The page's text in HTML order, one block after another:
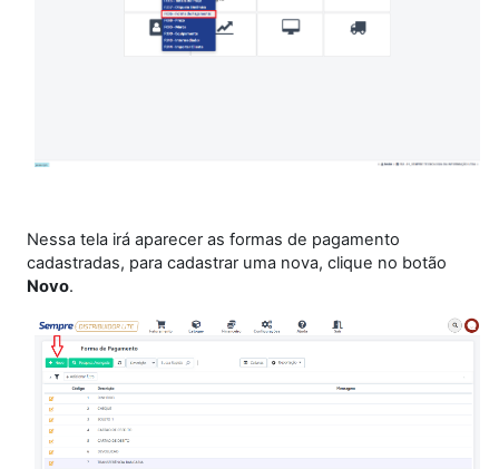
Nessa tela irá aparecer as formas de pagamento
cadastradas, para cadastrar uma nova, clique no botão
Novo.